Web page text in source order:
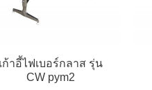
เก้าอี้ไฟเบอร์กลาส รุ่น
CW pym2